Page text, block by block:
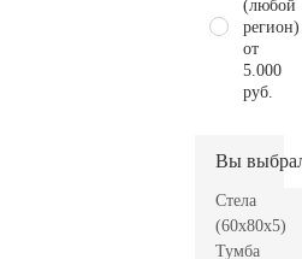
(любой
регион)
от
5.000
руб.
Вы
Стела
(60x80x5)
Тумба